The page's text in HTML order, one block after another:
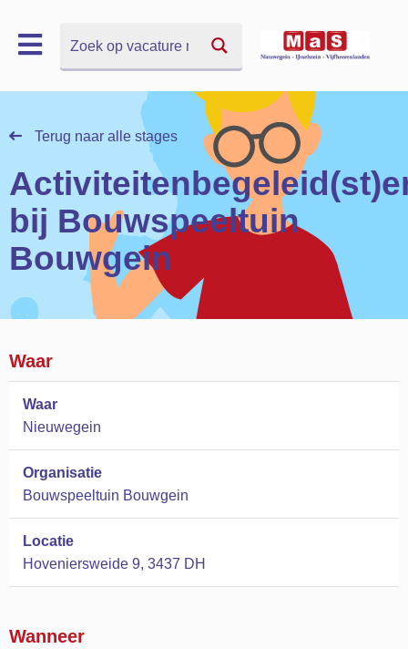
Terug naar alle stages
bij Bouwspeeltuin
Bouwgein
Waar
Waar
Nieuwegein
Organisatie
Bouwspeeltuin Bouwgein
Locatie
Hoveniersweide 9, 3437 DH
Wanneer